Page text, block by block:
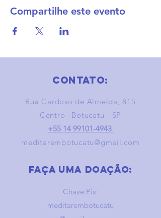
Compartilhe este evento
Contato:
Rua Cardoso de Almeida, 815
Centro - Botucatu - SP
+55 14 99101-4943
meditarembotucatu@gmail.com
Faça uma doação:
Chave Pix:
meditarembotucatu